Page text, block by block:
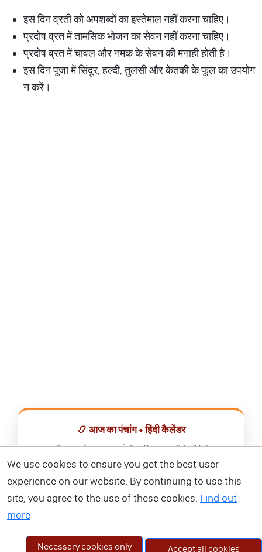
इस दिन व्रती को अपशब्दों का इस्तेमाल नहीं करना चाहिए।
प्रदोष व्रत में तामसिक भोजन का सेवन नहीं करना चाहिए।
प्रदोष व्रत में चावल और नमक के सेवन की मनाही होती है।
इस दिन पूजा में सिंदूर, हल्दी, तुलसी और केतकी के फूल का उपयोग
न करें।
📿 आज का पंचांग • हिंदी कैलेंडर
सभी व्रत, त्योहार, शुभ मुहूर्त और राशिफल एक ही ऐप में देखें।
📅 हिंदी कैलेंडर ऐप डाउनलोड करें
We use cookies to ensure you get the best user
experience on our website. By continuing to use this
site, you agree to the use of these cookies. Find out
more
Necessary cookies only Accept all cookies